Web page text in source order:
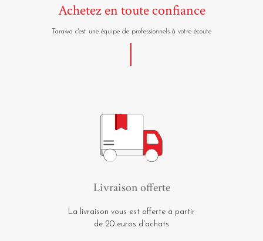
Achetez en toute confiance
Tarawa c'est une équipe de professionnels à votre écoute
Livraison offerte
La livraison vous est offerte à partir
de 20 euros d'achats